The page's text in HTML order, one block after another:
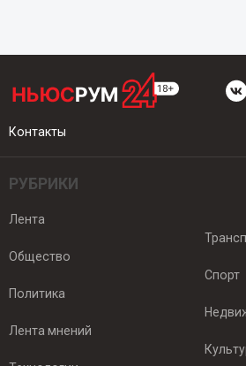
Контакты
РУБРИКИ
Лента
Общество
Политика
Лента мнений
Спорт